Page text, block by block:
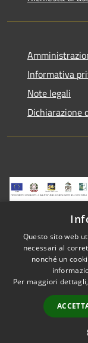
Informativa
Note legali
Dichiarazione
Accessibilità
Questo sito web
necessari al
nonché un
Per maggiori